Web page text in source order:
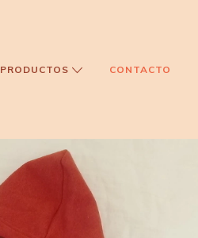
PRODUCTOS CONTACTO